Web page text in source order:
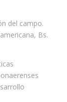
del campo.
Bs.